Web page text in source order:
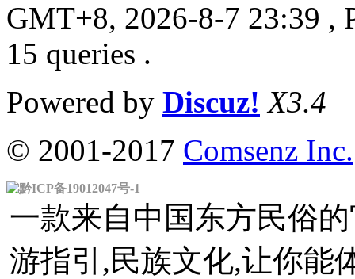
GMT+8, 2026-8-7 23:39 ,
15 queries .
Powered by Discuz! X3.4
© 2001-2017 Comsenz Inc.
黔ICP备19012047号-1
一款来自中国东方民俗
游指引,民族文化,让你能